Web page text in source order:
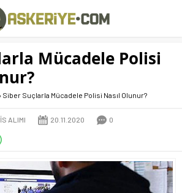
Mücadele Polisi
Siber Suçlarla Mücadele Polisi Nasıl Olunur?
ALIMI 20.11.2020 0